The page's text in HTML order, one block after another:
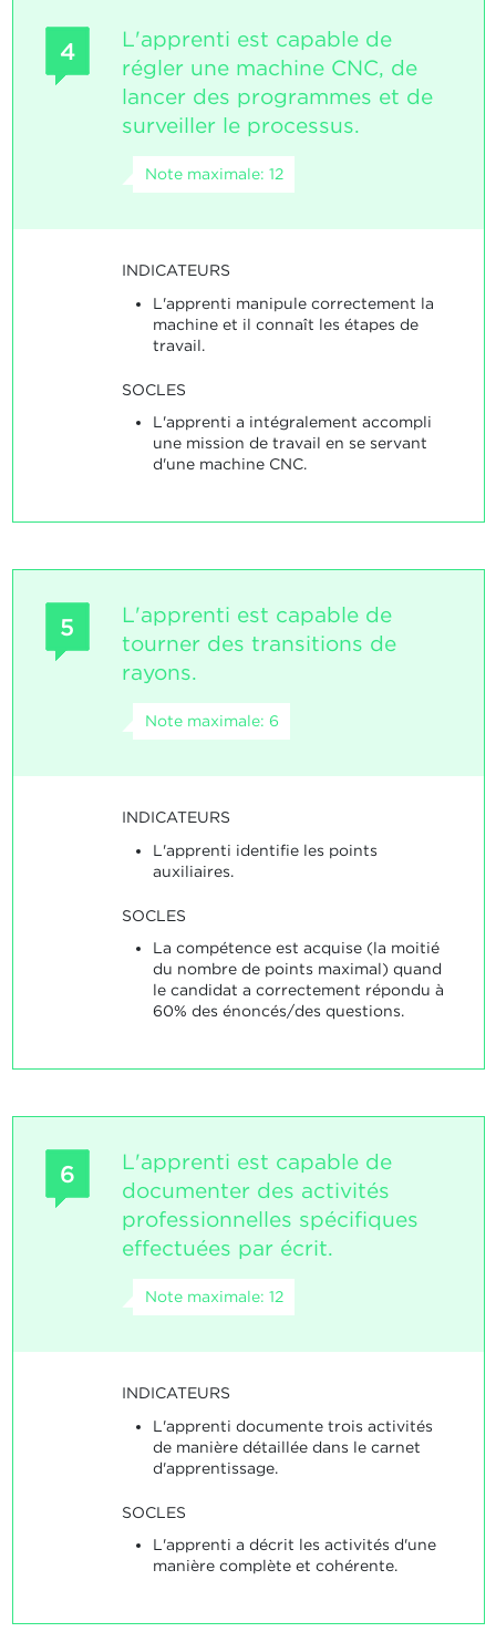
4
L'apprenti est capable de
régler une machine CNC, de
lancer des programmes et de
surveiller le processus.
Note maximale: 12
INDICATEURS
L'apprenti manipule correctement la
machine et il connaît les étapes de
travail.
SOCLES
L'apprenti a intégralement accompli
une mission de travail en se servant
d'une machine CNC.
5
L'apprenti est capable de
tourner des transitions de
rayons.
Note maximale: 6
INDICATEURS
L'apprenti identifie les points
auxiliaires.
SOCLES
La compétence est acquise (la moitié
du nombre de points maximal) quand
le candidat a correctement répondu à
60% des énoncés/des questions.
6
L'apprenti est capable de
documenter des activités
professionnelles spécifiques
effectuées par écrit.
Note maximale: 12
INDICATEURS
L'apprenti documente trois activités
de manière détaillée dans le carnet
d'apprentissage.
SOCLES
L'apprenti a décrit les activités d'une
manière complète et cohérente.